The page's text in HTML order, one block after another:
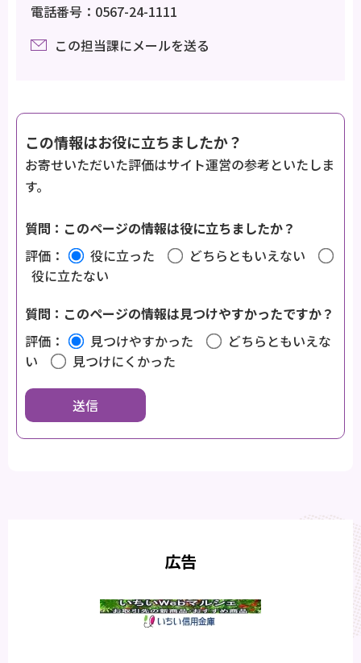
電話番号：0567-24-1111
この担当課にメールを送る
この情報はお役に立ちましたか？
お寄せいただいた評価はサイト運営の参考といたしま
す。
質問：このページの情報は役に立ちましたか？
評価：
役に立った
どちらともいえない
役に立たない
質問：このページの情報は見つけやすかったですか？
評価：
見つけやすかった
どちらともいえな
い
見つけにくかった
広告